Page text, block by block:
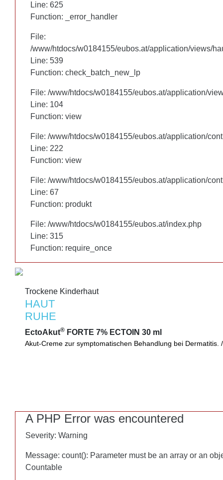
Line: 625
Function: _error_handler
File:
/www/htdocs/w0184155/eubos.at/application/views/
Line: 460
Function: check_batch_new_lp
File: /www/htdocs/w0184155/eubos.at/application/
Line: 104
Function: view
File: /www/htdocs/w0184155/eubos.at/application/
Line: 222
Function: view
File: /www/htdocs/w0184155/eubos.at/application/
Line: 67
Function: produkt
File: /www/htdocs/w0184155/eubos.at/index.php
Line: 315
Function: require_once
Trockene Kinderhaut
HAUT
RUHE
EctoAkut® FORTE 7% ECTOIN 30 ml
Medizinprodukt zur symptomatischen Behandlung im akuten
Line: 625
Function: _error_handler
File:
/www/htdocs/w0184155/eubos.at/application/views/
Line: 539
Function: check_batch_new_lp
File: /www/htdocs/w0184155/eubos.at/application/
Line: 104
Function: view
File: /www/htdocs/w0184155/eubos.at/application/
Line: 222
Function: view
File: /www/htdocs/w0184155/eubos.at/application/
Line: 67
Function: produkt
File: /www/htdocs/w0184155/eubos.at/index.php
Line: 315
Function: require_once
Trockene Kinderhaut
HAUT
RUHE
EctoAkut® FORTE 7% ECTOIN 30 ml
Akut-Creme zur symptomatischen Behandlung bei Dermatitis.
A PHP Error was encountered
Severity: Warning
Message: count(): Parameter must be an array or an
Countable
A PHP Error was encountered
Severity: Warning
Message: count(): Parameter must be an array or an
Countable